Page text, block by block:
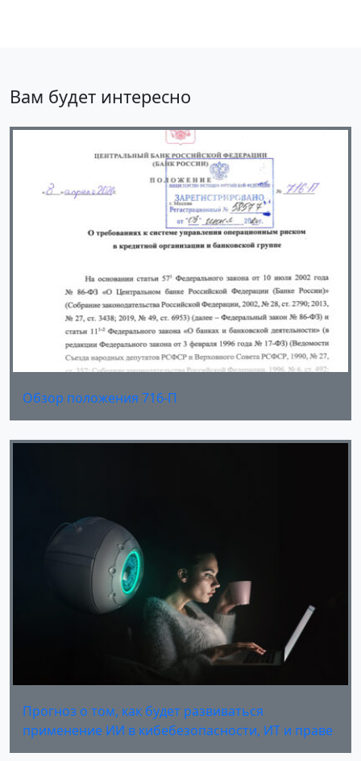
Вам будет интересно
Обзор положения 716-П
Прогноз о том, как будет развиваться
применение ИИ в кибебезопасности, ИТ и праве